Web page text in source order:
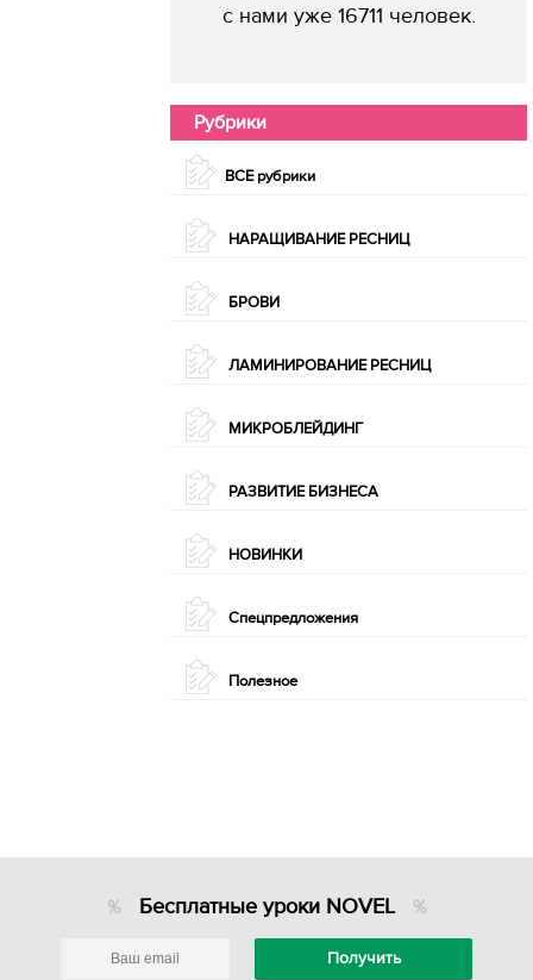
с нами уже 16711 человек.
Рубрики
ВСЕ рубрики
НАРАЩИВАНИЕ РЕСНИЦ
БРОВИ
ЛАМИНИРОВАНИЕ РЕСНИЦ
МИКРОБЛЕЙДИНГ
РАЗВИТИЕ БИЗНЕСА
НОВИНКИ
Спецпредложения
Полезное
Бесплатные уроки NOVEL